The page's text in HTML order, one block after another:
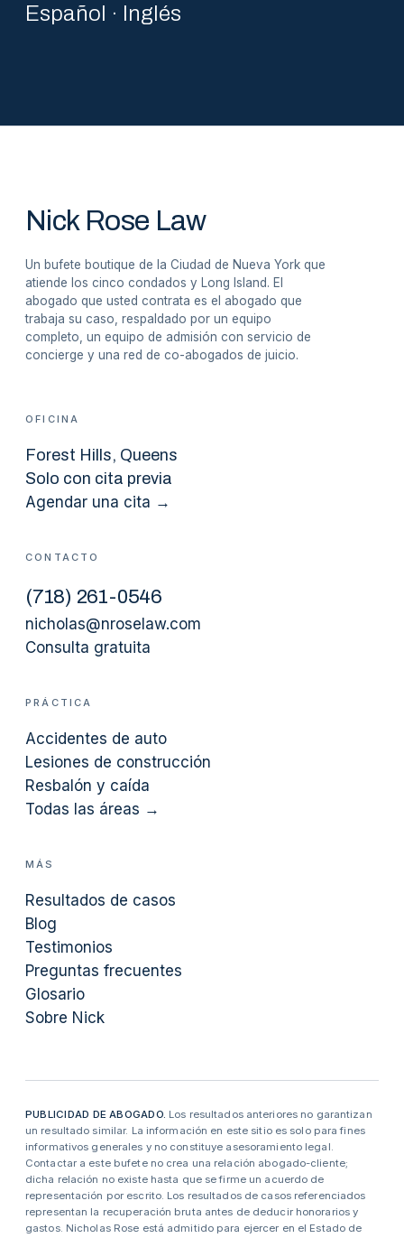
Español · Inglés
Nick Rose Law
Un bufete boutique de la Ciudad de Nueva York que
atiende los cinco condados y Long Island. El
abogado que usted contrata es el abogado que
trabaja su caso, respaldado por un equipo
completo, un equipo de admisión con servicio de
concierge y una red de co-abogados de juicio.
OFICINA
Forest Hills, Queens
Solo con cita previa
Agendar una cita →
CONTACTO
(718) 261-0546
nicholas@nroselaw.com
Consulta gratuita
PRÁCTICA
Accidentes de auto
Lesiones de construcción
Resbalón y caída
Todas las áreas →
MÁS
Resultados de casos
Blog
Testimonios
Preguntas frecuentes
Glosario
Sobre Nick
PUBLICIDAD DE ABOGADO. Los resultados anteriores no garantizan
un resultado similar. La información en este sitio es solo para fines
informativos generales y no constituye asesoramiento legal.
Contactar a este bufete no crea una relación abogado-cliente;
dicha relación no existe hasta que se firme un acuerdo de
representación por escrito. Los resultados de casos referenciados
representan la recuperación bruta antes de deducir honorarios y
gastos. Nicholas Rose está admitido para ejercer en el Estado de